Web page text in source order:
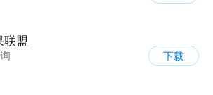
联盟
下载